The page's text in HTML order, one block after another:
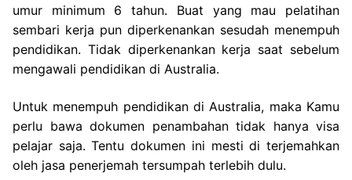
umur minimum 6 tahun. Buat yang mau pelatihan
sembari kerja pun diperkenankan sesudah menempuh
pendidikan. Tidak diperkenankan kerja saat sebelum
mengawali pendidikan di Australia.
Untuk menempuh pendidikan di Australia, maka Kamu
perlu bawa dokumen penambahan tidak hanya visa
pelajar saja. Tentu dokumen ini mesti di terjemahkan
oleh jasa penerjemah tersumpah terlebih dulu.